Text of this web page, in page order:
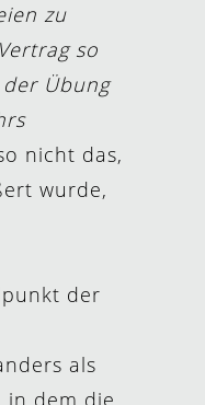
zu
so
Übung
nicht das,
wurde,
der
als
in dem die